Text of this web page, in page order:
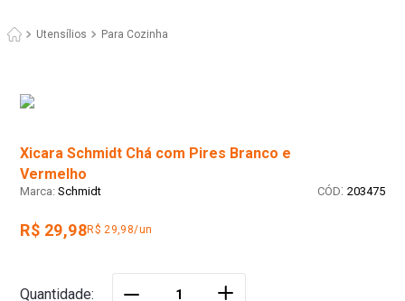
Utensílios Para Cozinha
Xicara Schmidt Chá com Pires Branco e
Vermelho
Schmidt : 203475
R$ 29,98R$ 29,98/un
Quantidade ＋